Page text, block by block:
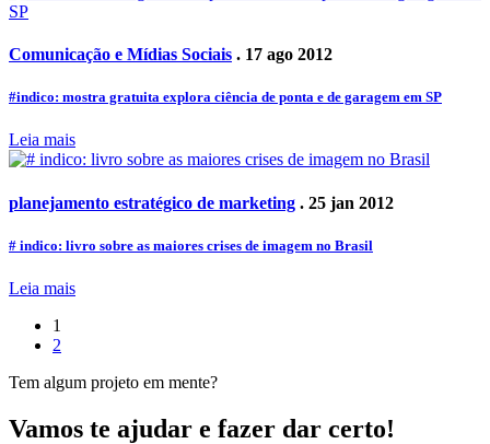
Comunicação e Mídias Sociais . 17 ago 2012
#indico: mostra gratuita explora ciência de ponta e de garagem em SP
Leia mais
planejamento estratégico de marketing . 25 jan 2012
# indico: livro sobre as maiores crises de imagem no Brasil
Leia mais
1
2
Tem algum projeto em mente?
Vamos te ajudar e fazer dar certo!